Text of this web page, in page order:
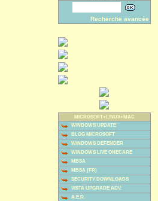
Recherche avancée
MICROSOFT+LINUX+MAC
WINDOWS UPDATE
BLOG MICROSOFT
WINDOWS DEFENDER
WINDOWS LIVE ONECARE
MBSA
MBSA (FR)
SECURITY DOWNLOADS
VISTA UPGRADE ADV.
A.E.R.